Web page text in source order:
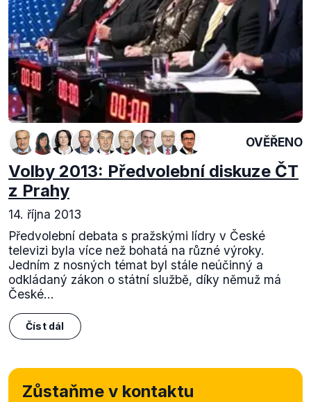
OVĚŘENO
Volby 2013: Předvolební diskuze ČT
z Prahy
14. října 2013
Předvolební debata s pražskými lídry v České
televizi byla více než bohatá na různé výroky.
Jedním z nosných témat byl stále neúčinný a
odkládaný zákon o státní službě, díky němuž má
České...
Číst dál
Zůstaňme v kontaktu